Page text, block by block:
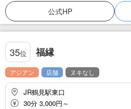
公式HP
35位 福縁
アジアン 店舗 ヌキなし
JR鶴見駅東口
30分 3,000円～